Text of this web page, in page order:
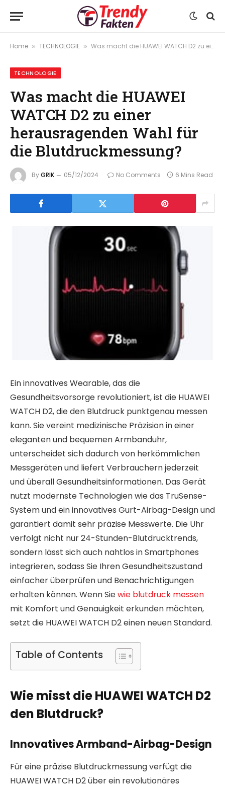
Home » TECHNOLOGIE » Was macht die HUAWEI WATCH D2 zu einer herausragenden Wahl für die Blutdruckmessung?
TECHNOLOGIE
Was macht die HUAWEI
WATCH D2 zu einer
herausragenden Wahl für
die Blutdruckmessung?
ByGRIK 05/12/2024 No Comments 6 Mins Read
Ein innovatives Wearable, das die
Gesundheitsvorsorge revolutioniert, ist die HUAWEI
WATCH D2, die den Blutdruck punktgenau messen
kann. Sie vereint medizinische Präzision in einer
eleganten und bequemen Armbanduhr,
unterscheidet sich dadurch von herkömmlichen
Messgeräten und liefert Verbrauchern jederzeit
und überall Gesundheitsinformationen. Das Gerät
nutzt modernste Technologien wie das TruSense-
System und ein innovatives Gurt-Airbag-Design und
garantiert damit sehr präzise Messwerte. Die Uhr
verfolgt nicht nur 24-Stunden-Blutdrucktrends,
sondern lässt sich auch nahtlos in Smartphones
integrieren, sodass Sie Ihren Gesundheitszustand
einfacher überprüfen und Benachrichtigungen
erhalten können. Wenn Siewie blutdruck messen
mit Komfort und Genauigkeit erkunden möchten,
setzt die HUAWEI WATCH D2 einen neuen Standard.
Table of Contents
Wie misst die HUAWEI WATCH D2
den Blutdruck?
Innovatives Armband-Airbag-Design
Für eine präzise Blutdruckmessung verfügt die
HUAWEI WATCH D2 über ein revolutionäres